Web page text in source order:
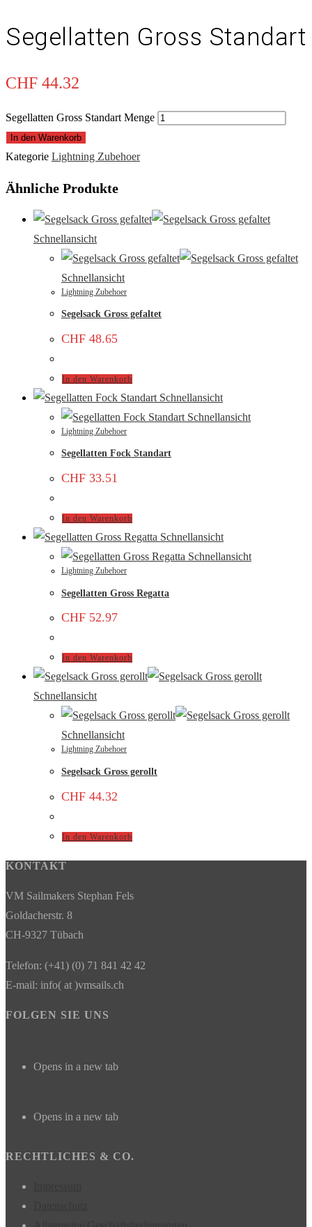
Segellatten Gross Standart
CHF 44.32
Segellatten Gross Standart Menge
In den Warenkorb
Kategorie Lightning Zubehoer
Ähnliche Produkte
Schnellansicht
Schnellansicht
Lightning Zubehoer
Segelsack Gross gefaltet
CHF 48.65
In den Warenkorb
Schnellansicht
Schnellansicht
Lightning Zubehoer
Segellatten Fock Standart
CHF 33.51
In den Warenkorb
Schnellansicht
Schnellansicht
Lightning Zubehoer
Segellatten Gross Regatta
CHF 52.97
In den Warenkorb
Schnellansicht
Schnellansicht
Lightning Zubehoer
Segelsack Gross gerollt
CHF 44.32
In den Warenkorb
KONTAKT
VM Sailmakers Stephan Fels
Goldacherstr. 8
CH-9327 Tübach
Telefon: (+41) (0) 71 841 42 42
E-mail: info( at )vmsails.ch
FOLGEN SIE UNS
Opens in a new tab
Opens in a new tab
RECHTLICHES & CO.